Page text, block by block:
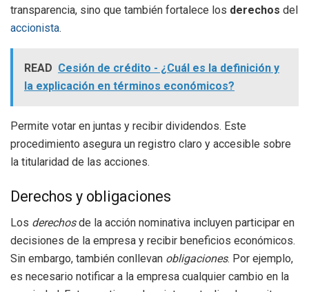
transparencia, sino que también fortalece los derechos del
accionista.
READ Cesión de crédito - ¿Cuál es la definición y
la explicación en términos económicos?
Permite votar en juntas y recibir dividendos. Este
procedimiento asegura un registro claro y accesible sobre
la titularidad de las acciones.
Derechos y obligaciones
Los derechosde la acción nominativa incluyen participar en
decisiones de la empresa y recibir beneficios económicos.
Sin embargo, también conllevan obligaciones. Por ejemplo,
es necesario notificar a la empresa cualquier cambio en la